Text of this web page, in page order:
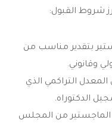
شروط القبول:
بتقدير مناسب من
وقانوني.
التراكمي الذي
الدكتوراه.
الماجستير من المجلس